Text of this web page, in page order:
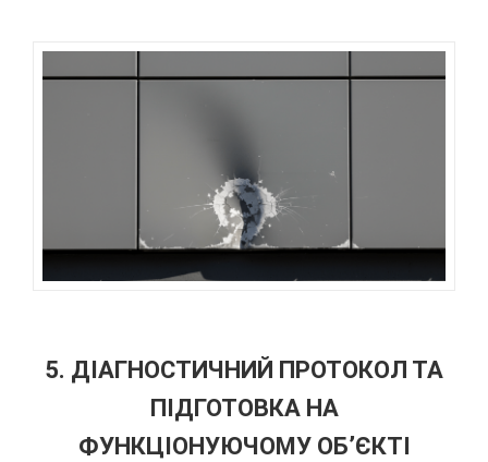
5. ДІАГНОСТИЧНИЙ ПРОТОКОЛ ТА
ПІДГОТОВКА НА
ФУНКЦІОНУЮЧОМУ ОБ’ЄКТІ